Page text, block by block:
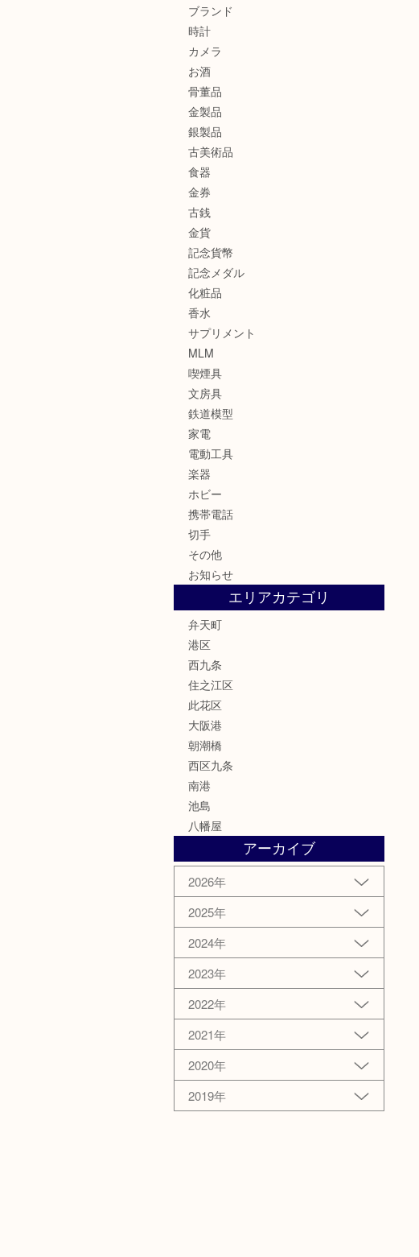
ブランド
時計
カメラ
お酒
骨董品
金製品
銀製品
古美術品
食器
金券
古銭
金貨
記念貨幣
記念メダル
化粧品
香水
サプリメント
MLM
喫煙具
文房具
鉄道模型
家電
電動工具
楽器
ホビー
携帯電話
切手
その他
お知らせ
エリアカテゴリ
弁天町
港区
西九条
住之江区
此花区
大阪港
朝潮橋
西区九条
南港
池島
八幡屋
アーカイブ
2026年
2025年
2024年
2023年
2022年
2021年
2020年
2019年